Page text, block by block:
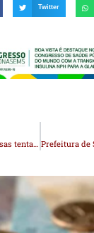
Twitter
Chefes de facções criminosas tentam fugir de presídio da Paraíba com alvarás de soltura falsos